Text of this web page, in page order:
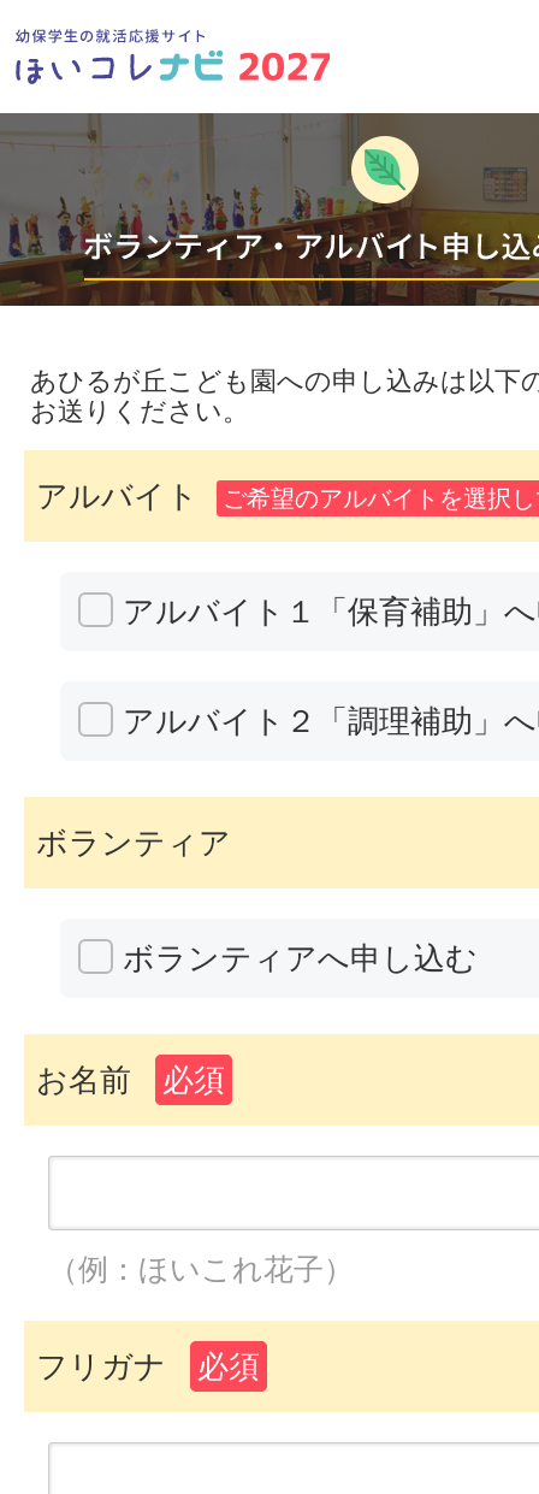
あひるが丘こども園への申し込みは以下
お送りください。
アルバイト ご希望のアルバイトを選択
アルバイト１「保育補助」
アルバイト２「調理補助」
ボランティア
ボランティアへ申し込む
お名前 必須
（例：ほいこれ花子）
フリガナ 必須